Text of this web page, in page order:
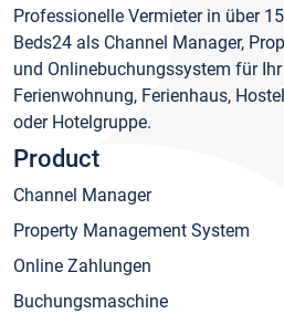
Professionelle Vermieter in über
Beds24 als Channel Manager,
und Onlinebuchungssystem für Ihr
Ferienwohnung, Ferienhaus,
oder Hotelgruppe.
Product
Channel Manager
Property Management System
Online Zahlungen
Buchungsmaschine